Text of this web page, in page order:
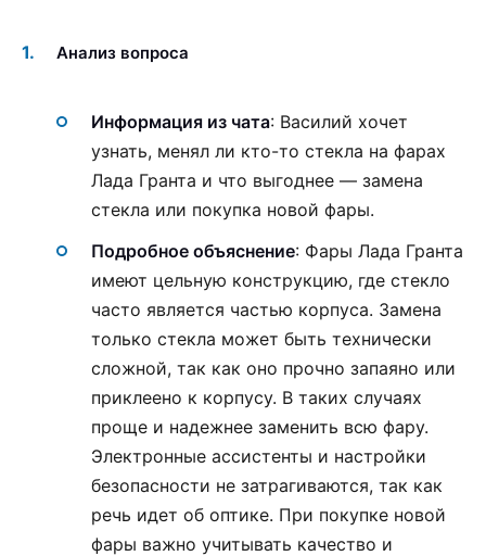
Анализ вопроса
Информация из чата: Василий хочет
узнать, менял ли кто-то стекла на фарах
Лада Гранта и что выгоднее — замена
стекла или покупка новой фары.
Подробное объяснение: Фары Лада Гранта
имеют цельную конструкцию, где стекло
часто является частью корпуса. Замена
только стекла может быть технически
сложной, так как оно прочно запаяно или
приклеено к корпусу. В таких случаях
проще и надежнее заменить всю фару.
Электронные ассистенты и настройки
безопасности не затрагиваются, так как
речь идет об оптике. При покупке новой
фары важно учитывать качество и